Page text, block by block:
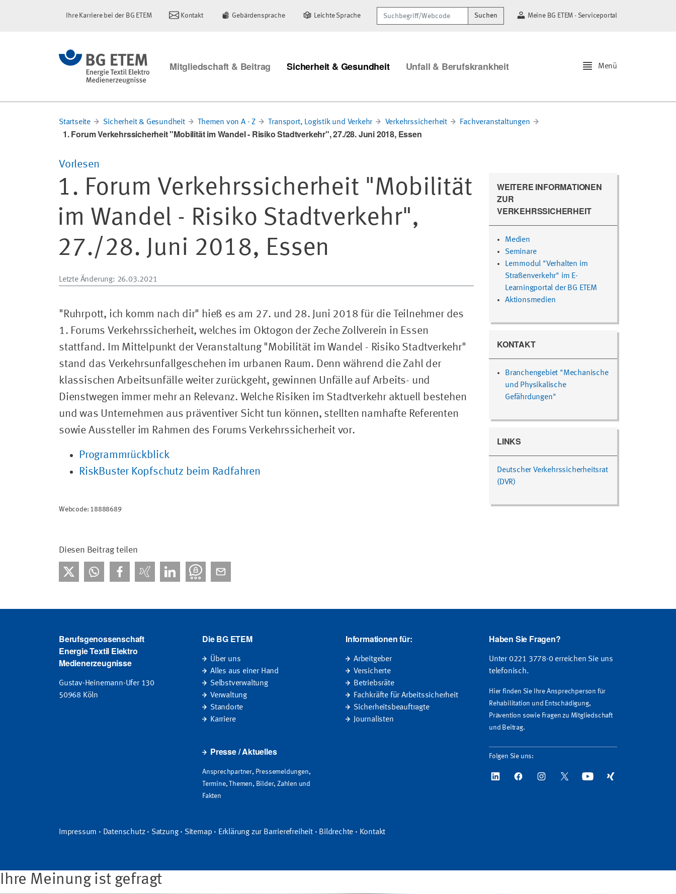
Ihre Karriere bei der BG ETEM Kontakt Gebärdensprache Leichte Sprache Suchbegriff/Webcode Suchen Meine BG ETEM - Serviceportal
Mitgliedschaft & Beitrag Sicherheit & Gesundheit Unfall & Berufskrankheit Menü
Startseite Sicherheit & Gesundheit Themen von A - Z Transport, Logistik und Verkehr Verkehrssicherheit Fachveranstaltungen
1. Forum Verkehrssicherheit "Mobilität im Wandel - Risiko Stadtverkehr", 27./28. Juni 2018, Essen
Vorlesen
1. Forum Verkehrssicherheit "Mobilität
im Wandel - Risiko Stadtverkehr",
27./28. Juni 2018, Essen
Letzte Änderung: 26.03.2021
"Ruhrpott, ich komm nach dir" hieß es am 27. und 28. Juni 2018 für die Teilnehmer des
1. Forums Verkehrssicherheit, welches im Oktogon der Zeche Zollverein in Essen
stattfand. Im Mittelpunkt der Veranstaltung "Mobilität im Wandel - Risiko Stadtverkehr"
stand das Verkehrsunfallgeschehen im urbanen Raum. Denn während die Zahl der
klassischen Arbeitsunfälle weiter zurückgeht, gewinnen Unfälle auf Arbeits- und
Dienstwegen immer mehr an Relevanz. Welche Risiken im Stadtverkehr aktuell bestehen
und was Unternehmen aus präventiver Sicht tun können, stellten namhafte Referenten
sowie Aussteller im Rahmen des Forums Verkehrssicherheit vor.
Programmrückblick
RiskBuster Kopfschutz beim Radfahren
Webcode: 18888689
Diesen Beitrag teilen
WEITERE INFORMATIONEN
ZUR
VERKEHRSSICHERHEIT
Medien
Seminare
Lernmodul "Verhalten im
Straßenverkehr" im E-
Learningportal der BG ETEM
Aktionsmedien
KONTAKT
Branchengebiet "Mechanische
und Physikalische
Gefährdungen"
LINKS
Deutscher Verkehrssicherheitsrat
(DVR)
Berufsgenossenschaft
Energie Textil Elektro
Medienerzeugnisse
Gustav-Heinemann-Ufer 130
50968 Köln
Die BG ETEM
Über uns
Alles aus einer Hand
Selbstverwaltung
Verwaltung
Standorte
Karriere
Presse / Aktuelles
Ansprechpartner, Pressemeldungen,
Termine, Themen, Bilder, Zahlen und
Fakten
Informationen für:
Arbeitgeber
Versicherte
Betriebsräte
Fachkräfte für Arbeitssicherheit
Sicherheitsbeauftragte
Journalisten
Haben Sie Fragen?
Unter 0221 3778-0 erreichen Sie uns
telefonisch.
Hier finden Sie Ihre Ansprechperson für
Rehabilitation und Entschädigung,
Prävention sowie Fragen zu Mitgliedschaft
und Beitrag.
Folgen Sie uns:
Impressum · Datenschutz· Satzung· Sitemap · Erklärung zur Barrierefreiheit· Bildrechte · Kontakt
Ihre Meinung ist gefragt